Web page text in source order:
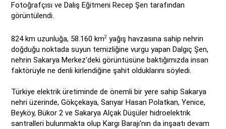
Fotoğrafçısı ve Dalış Eğitmeni Recep Şen tarafından
görüntülendi.
824 km uzunluğa, 58.160 km2 yağış havzasına sahip nehrin
doğduğu noktada suyun temizliğine vurgu yapan Dalgıç Şen,
nehrin Sakarya Merkez'deki görüntüsüne baktığımızda insan
faktörüyle ne denli kirlendiğine şahit olduklarını söyledi.
Türkiye elektrik üretiminde de önemli bir yere sahip Sakarya
nehri üzerinde, Gökçekaya, Sarıyar Hasan Polatkan, Yenice,
Beyköy, Bükor 2 ve Sakarya Alçak Düşüler hidroelektrik
santralleri bulunmakta olup Kargı Barajı'nın da inşaatı devam